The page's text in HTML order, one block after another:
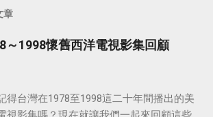
章
～1998懷舊西洋電視影集回顧
得台灣在1978至1998這二十年間播出的美